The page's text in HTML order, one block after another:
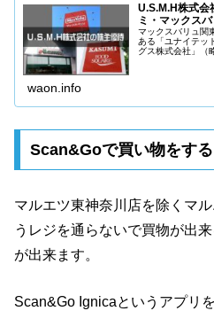
U.S.M.H株式会
ミ・マックス
マックスバリュ関
ある「ユナイテッ
グス株式会社」（
waon.info
Scan&Goで買い物をする
マルエツ東神奈川店を除くマ
うレジを通らないで買物が出
が出来ます。
Scan&Go Ignicaというアプリ